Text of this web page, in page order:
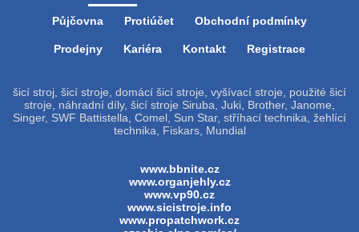
Půjčovna Protiúčet Obchodní podmínky
Prodejny Kariéra Kontakt Registrace
šicí stroj, šicí stroje, domácí šicí stroje, vyšívací stroje, použité šicí
stroje, náhradní díly, šicí stroje Siruba, Juki, Brother, Janome,
Singer, SWF Battistella, Comel, Sun Star, stříhací technika, žehlící
technika, Fiskars, Mundial
www.bbnite.cz
www.organjehly.cz
www.vp90.cz
www.sicistroje.info
www.propatchwork.cz